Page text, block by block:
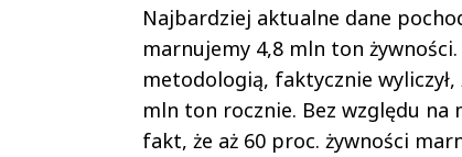
Najbardziej aktualne dane
marnujemy 4,8 mln ton
metodologią, faktycznie
mln ton rocznie. Bez względu
fakt, że aż 60 proc. żywności